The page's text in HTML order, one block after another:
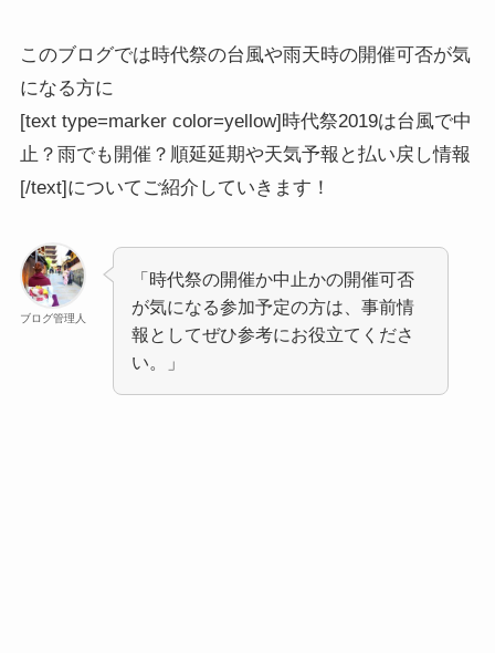
このブログでは時代祭の台風や雨天時の開催可否が気
になる方に
[text type=marker color=yellow]時代祭2019は台風で中
止？雨でも開催？順延延期や天気予報と払い戻し情報
[/text]についてご紹介していきます！
ブログ管理人
「時代祭の開催か中止かの開催可否
が気になる参加予定の方は、事前情
報としてぜひ参考にお役立てくださ
い。」